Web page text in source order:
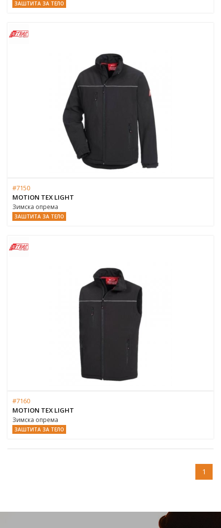
ЗАШТИТА ЗА ТЕЛО
#7150
MOTION TEX LIGHT
Зимска опрема
ЗАШТИТА ЗА ТЕЛО
#7160
MOTION TEX LIGHT
Зимска опрема
ЗАШТИТА ЗА ТЕЛО
1